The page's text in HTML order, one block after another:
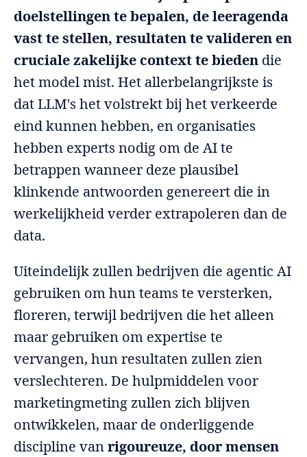
doelstellingen te bepalen, de leeragenda
vast te stellen, resultaten te valideren en
cruciale zakelijke context te bieden die
het model mist. Het allerbelangrijkste is
dat LLM's het volstrekt bij het verkeerde
eind kunnen hebben, en organisaties
hebben experts nodig om de AI te
betrappen wanneer deze plausibel
klinkende antwoorden genereert die in
werkelijkheid verder extrapoleren dan de
data.
Uiteindelijk zullen bedrijven die agentic AI
gebruiken om hun teams te versterken,
floreren, terwijl bedrijven die het alleen
maar gebruiken om expertise te
vervangen, hun resultaten zullen zien
verslechteren. De hulpmiddelen voor
marketingmeting zullen zich blijven
ontwikkelen, maar de onderliggende
discipline vanrigoureuze, door mensen